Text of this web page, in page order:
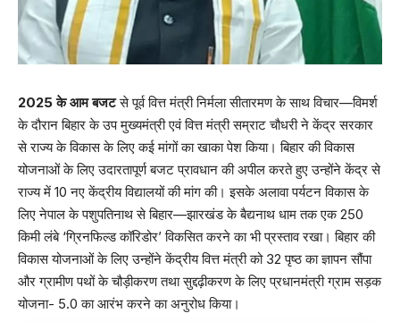
2025 के आम बजटसे पूर्व वित्त मंत्री निर्मला सीतारमण के साथ विचार—विमर्श
के दौरान बिहार के उप मुख्यमंत्री एवं वित्त मंत्री सम्राट चौधरी ने केंद्र सरकार
से राज्य के विकास के लिए कई मांगों का खाका पेश किया। बिहार की विकास
योजनाओं के लिए उदारतापूर्ण बजट प्रावधान की अपील करते हुए उन्होंने केंद्र से
राज्य में 10 नए केंद्रीय विद्यालयों की मांग की। इसके अलावा पर्यटन विकास के
लिए नेपाल के पशुपतिनाथ से बिहार—झारखंड के बैद्यनाथ धाम तक एक 250
किमी लंबे ‘ग्रिनफिल्ड कॉरिडोर’ विकसित करने का भी प्रस्ताव रखा। बिहार की
विकास योजनाओं के लिए उन्होंने केंद्रीय वित्त मंत्री को 32 पृष्ठ का ज्ञापन सौंपा
और ग्रामीण पथों के चौड़ीकरण तथा सुद्दढ़ीकरण के लिए प्रधानमंत्री ग्राम सड़क
योजना- 5.0 का आरंभ करने का अनुरोध किया।